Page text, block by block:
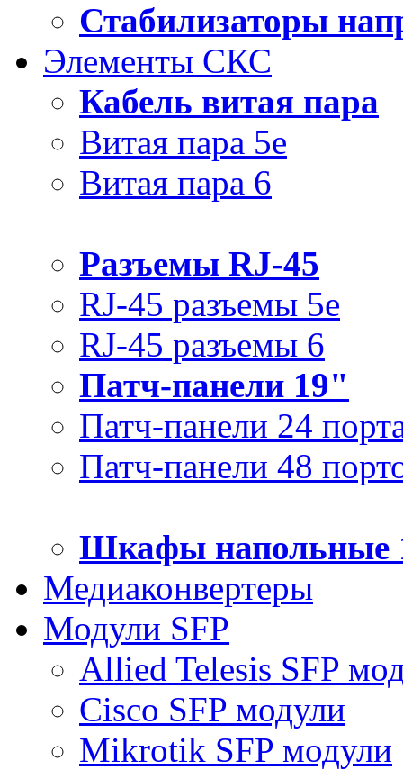
Стабилизаторы
Элементы СКС
Кабель витая пара
Витая пара 5e
Витая пара 6
Разъемы RJ-45
RJ-45 разъемы 5e
RJ-45 разъемы 6
Патч-панели 19"
Патч-панели 24
Патч-панели 48
Шкафы напольные
Медиаконвертеры
Модули SFP
Allied Telesis SFP
Cisco SFP модули
Mikrotik SFP модули